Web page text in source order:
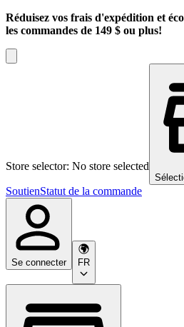
Réduisez vos frais d'expédition et
les commandes de 149 $ ou plus!
Store selector: No store selected
SoutienStatut de la commande
Se connecter FR